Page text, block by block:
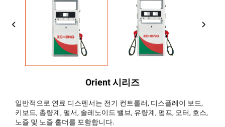
Orient 시리즈
일반적으로 연료 디스펜서는 전기 컨트롤러, 디스플레이 보드,
키보드, 총량계, 펄서, 솔레노이드 밸브, 유량계, 펌프, 모터, 호스,
노즐 및 노즐 홀더를 포함합니다.